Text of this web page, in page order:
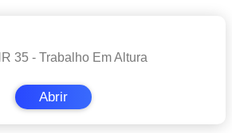
35 - Trabalho Em Altura
Abrir